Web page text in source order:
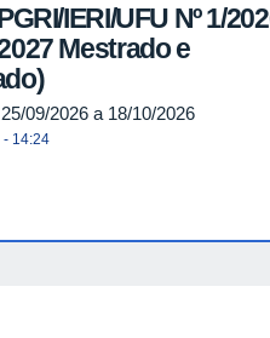
IERI/UFU Nº 1/
Mestrado e
09/2026 a 18/10/2026
14:24